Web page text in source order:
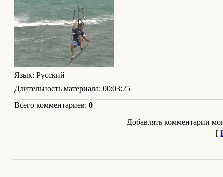
Язык: Русский
Длительность материала: 00:03:25
Всего комментариев: 0
Добавлять комментарии
[